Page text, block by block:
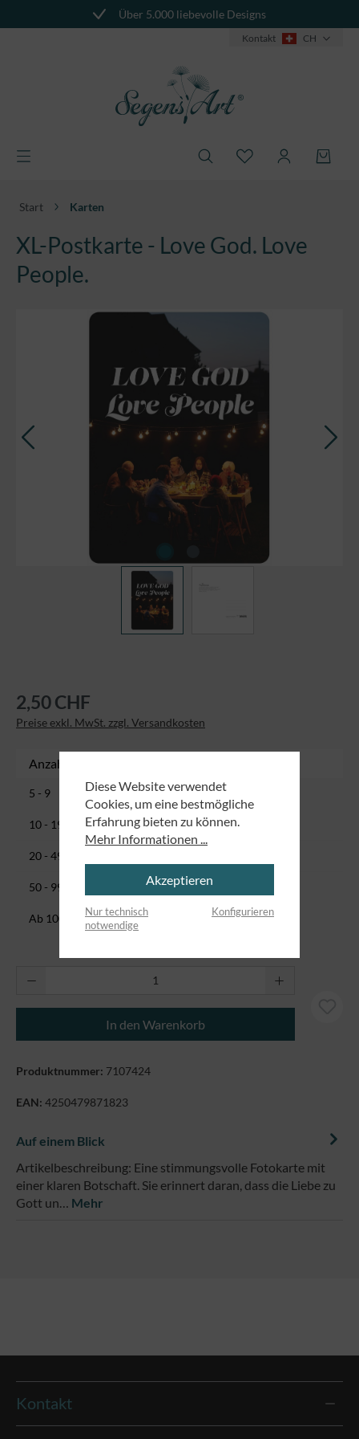
Über 5.000 liebevolle Designs
Kontakt CH
Start Karten
XL-Postkarte - Love God. Love
People.
Bildergalerie überspringen
2,50 CHF
Preise exkl. MwSt. zzgl. Versandkosten
Anzahl
5 - 9 2,57 CHF
10 - 19 2,43 CHF
20 - 49
50 - 99 2,16 CHF
Ab 100 1,62 CHF
Produkt Anzahl: Gib den gewünschten
In den Warenkorb
Produktnummer: 7107424
EAN: 4250479871823
Auf einem Blick
Artikelbeschreibung: Eine stimmungsvolle Fotokarte mit
einer klaren Botschaft. Sie erinnert daran, dass die Liebe zu
Gott un… Mehr
Kontakt
Diese Website verwendet
Cookies, um eine bestmögliche
Erfahrung bieten zu können.
Mehr Informationen ...
Akzeptieren
Nur technisch
notwendige
Konfigurieren